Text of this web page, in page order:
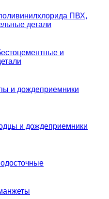
ПВХ,
детали
и
и дождеприемники
и дождеприемники